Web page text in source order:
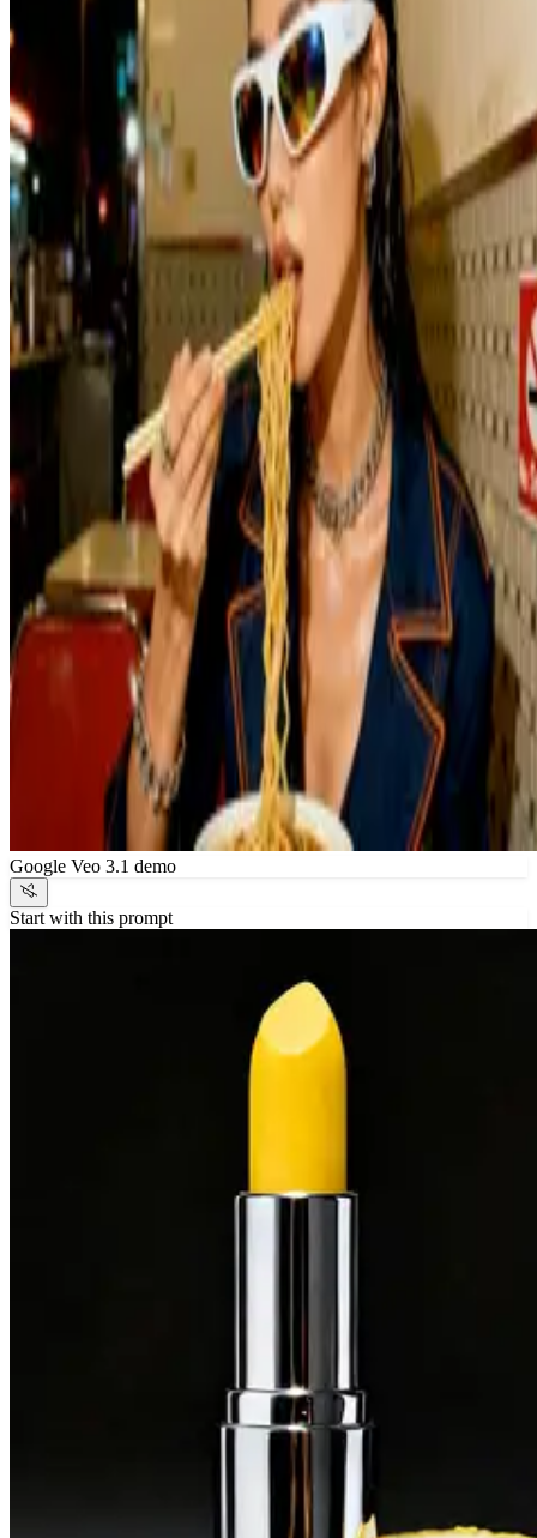
Google Veo 3.1 demo
Start with this prompt